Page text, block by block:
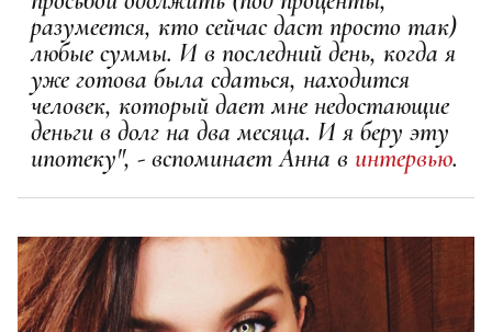
разумеется, кто сейчас даст просто так)
любые суммы. И в последний день, когда я
уже готова была сдаться, находится
человек, который дает мне недостающие
деньги в долг на два месяца. И я беру эту
ипотеку", - вспоминает Анна в интервью.